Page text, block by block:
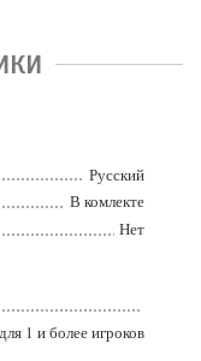
Русский
В комлекте
Нет
для 1 и более игроков